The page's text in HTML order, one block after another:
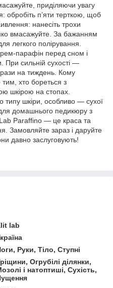
приділяючи увагу
обробіть п’яти терткою, щоб
нанесіть трохи
вмасажуйте. За бажанням
легкого полірування.
парафін перед сном і
При сильній сухості —
на тиждень. Кому
тим, хто бореться з
шкірою на стопах.
типу шкіри, особливо — сухої
домашнього педикюру з
Paraffino — це краса та
Замовляйте зараз і даруйте
давно заслуговують!
lab
Руки, Тіло, Ступні
Огрубілі ділянки,
і натоптиші, Сухість,